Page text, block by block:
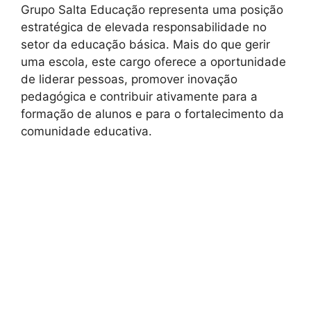
Grupo Salta Educação representa uma posição
estratégica de elevada responsabilidade no
setor da educação básica. Mais do que gerir
uma escola, este cargo oferece a oportunidade
de liderar pessoas, promover inovação
pedagógica e contribuir ativamente para a
formação de alunos e para o fortalecimento da
comunidade educativa.